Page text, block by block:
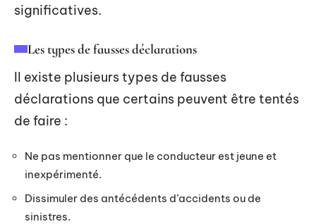
significatives.
Les types de fausses déclarations
Il existe plusieurs types de fausses
déclarations que certains peuvent être tentés
de faire :
Ne pas mentionner que le conducteur est jeune et
inexpérimenté.
Dissimuler des antécédents d’accidents ou de
sinistres.